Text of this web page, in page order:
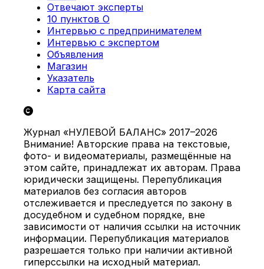
Отвечают эксперты
10 пунктов О
Интервью с предпринимателем
Интервью с экспертом
Объявления
Магазин
Указатель
Карта сайта
Журнал «НУЛЕВОЙ БАЛАНС» 2017–2026
Внимание! Авторские права на текстовые,
фото- и видеоматериалы, размещённые на
этом сайте, принадлежат их авторам. Права
юридически защищены. Перепубликация
материалов без согласия авторов
отслеживается и преследуется по закону в
досудебном и судебном порядке, вне
зависимости от наличия ссылки на источник
информации. Перепубликация материалов
разрешается только при наличии активной
гиперссылки на исходный материал.